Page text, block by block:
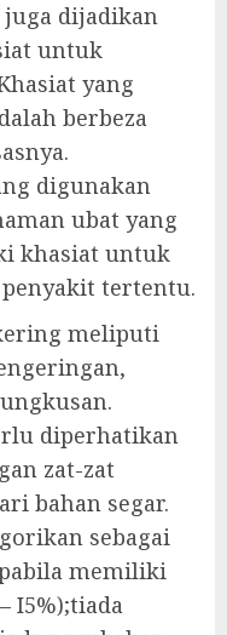
dijadikan
untuk
yang
berbeza
digunakan
ubat yang
khasiat untuk
tertentu.
meliputi
diperhatikan
zat-zat
bahan segar.
sebagai
memiliki
I5%);tiada